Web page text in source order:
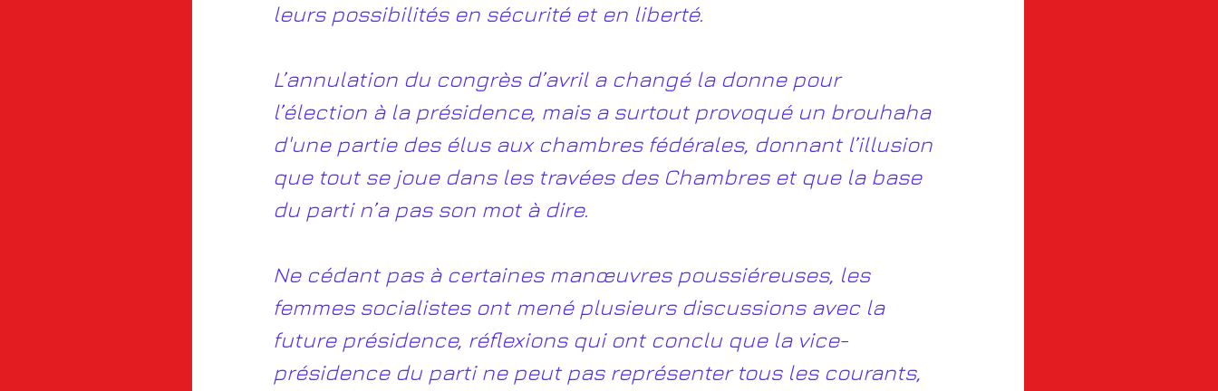
leurs possibilités en sécurité et en liberté.
L’annulation du congrès d’avril a changé la donne pour
l’élection à la présidence, mais a surtout provoqué un brouhaha
d'une partie des élus aux chambres fédérales, donnant l’illusion
que tout se joue dans les travées des Chambres et que la base
du parti n’a pas son mot à dire.
Ne cédant pas à certaines manœuvres poussiéreuses, les
femmes socialistes ont mené plusieurs discussions avec la
future présidence, réflexions qui ont conclu que la vice-
présidence du parti ne peut pas représenter tous les courants,